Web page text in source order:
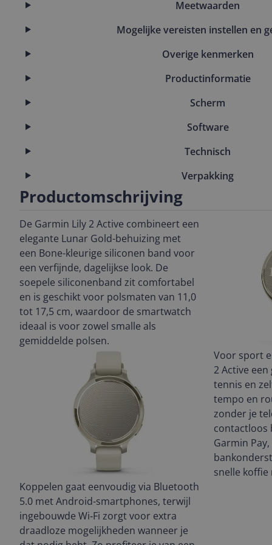
Meetwaarden
Mogelijke vereisten instellen en
Overige kenmerken
Productinformatie
Scherm
Software
Technisch
Verpakking
Productomschrijving
De Garmin Lily 2 Active combineert een
elegante Lunar Gold-behuizing met
een Bone-kleurige siliconen band voor
een verfijnde, dagelijkse look. De
soepele siliconenband zit comfortabel
en is geschikt voor polsmaten van 11,0
tot 17,5 cm, waardoor de smartwatch
ideaal is voor zowel smalle als
gemiddelde polsen.
Voor sport
2 Active
tennis en
tempo en
zonder je
contactloos
Garmin
snelle koffie
Koppelen gaat eenvoudig via Bluetooth
5.0 met Android-smartphones, terwijl
ingebouwde Wi‑Fi zorgt voor extra
draadloze mogelijkheden wanneer je